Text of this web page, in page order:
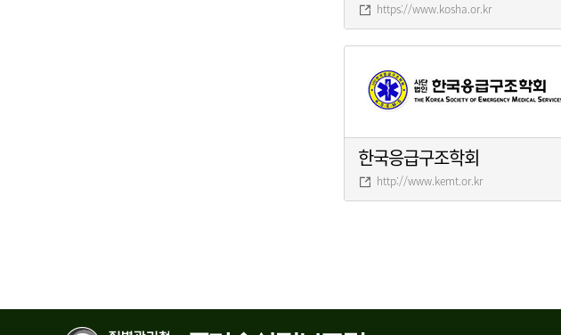
https://www.kosha.or.kr
한국응급구조학회
http://www.kemt.or.kr